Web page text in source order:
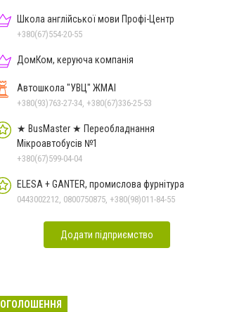
Школа англійської мови Профі-Центр
+380(67)554-20-55
ДомКом, керуюча компанія
Автошкола "УВЦ" ЖМАІ
+380(93)763-27-34, +380(67)336-25-53
★ BusMaster ★ Переобладнання
Мікроавтобусів №1
+380(67)599-04-04
ELESA + GANTER, промислова фурнітура
0443002212, 0800750875, +380(98)011-84-55
Додати підприємство
ОГОЛОШЕННЯ